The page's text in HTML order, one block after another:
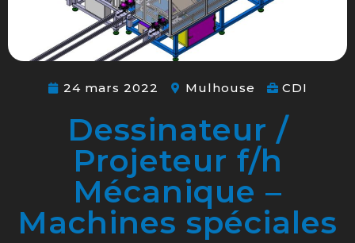
24 mars 2022 Mulhouse CDI
Dessinateur /
Projeteur f/h
Mécanique –
Machines spéciales